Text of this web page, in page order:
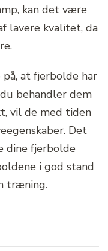
kan det være
lavere kvalitet, da
at fjerbolde har
behandler dem
vil de med tiden
Det
dine fjerbolde
i god stand
træning.